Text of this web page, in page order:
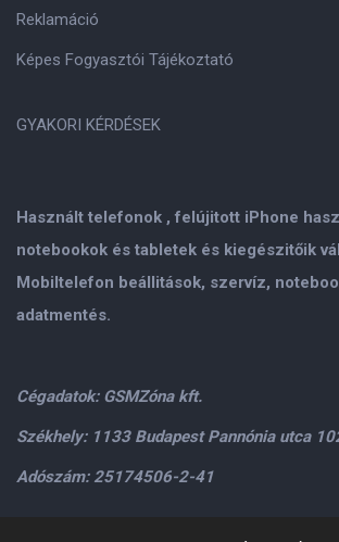
Használt telefonok , felújitott iPhone
notebookok és tabletek és kiegészitőik
Mobiltelefon beállitások, szervíz,
adatmentés.
Cégadatok: GSMZóna kft.
Székhely: 1133 Budapest Pannónia utca
Adószám: 25174506-2-41
Reklamáció
Képes Fogyasztói Tájékoztató
GYAKORI KÉRDÉSEK